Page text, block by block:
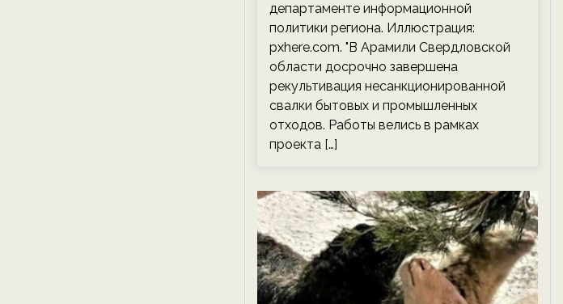
департаменте информационной
политики региона. Иллюстрация:
pxhere.com. "В Арамили Свердловской
области досрочно завершена
рекультивация несанкционированной
свалки бытовых и промышленных
отходов. Работы велись в рамках
проекта […]